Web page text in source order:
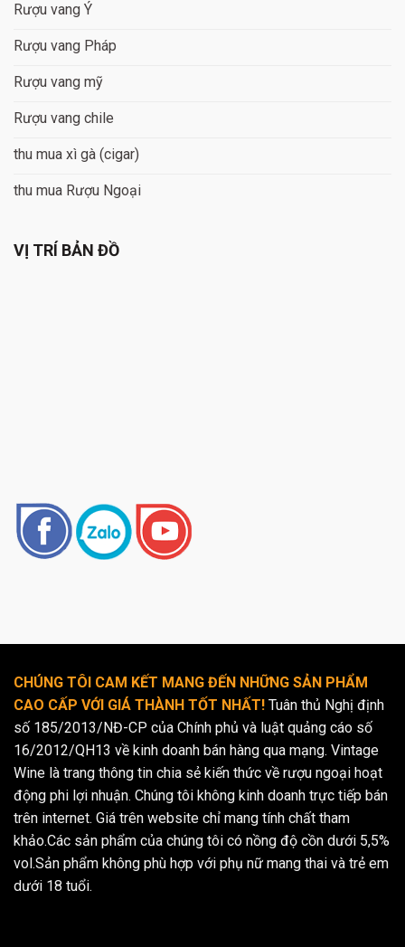
Rượu vang Ý
Rượu vang Pháp
Rượu vang mỹ
Rượu vang chile
thu mua xì gà (cigar)
thu mua Rượu Ngoại
VỊ TRÍ BẢN ĐỒ
CHÚNG TÔI CAM KẾT MANG ĐẾN NHỮNG SẢN PHẨM
CAO CẤP VỚI GIÁ THÀNH TỐT NHẤT! Tuân thủ Nghị định
số 185/2013/NĐ-CP của Chính phủ và luật quảng cáo số
16/2012/QH13 về kinh doanh bán hàng qua mạng. Vintage
Wine là trang thông tin chia sẻ kiến thức về rượu ngoại hoạt
động phi lợi nhuận. Chúng tôi không kinh doanh trực tiếp bán
trên internet. Giá trên website chỉ mang tính chất tham
khảo.Các sản phẩm của chúng tôi có nồng độ cồn dưới 5,5%
vol.Sản phẩm không phù hợp với phụ nữ mang thai và trẻ em
dưới 18 tuổi.